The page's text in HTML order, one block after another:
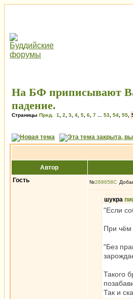
На БФ приписывают
падение.
Страницы Пред. 1 2 3 4 5 6 7 53 54 55
Автор
Гость
№268658
шукра
"Если
При чём
"Без
Такого
Так и